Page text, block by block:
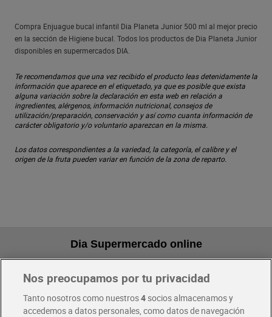
Compra Enjuague bucal infantil Dia Planeta Junior 500 ml al mejor precio
en la sección de Higiene bucal. Todos los productos de Dia Planeta Junior
disponibles en supermercados DIA.
Te recomendamos que una vez recibido el producto leas detenidamente la
información que aparece en el etiquetado, ya que es posible que exista
alguna variación sobre la declaración en esta web en relación a
ingredientes, alérgenos, información nutricional, consejos de
utilización/preparación, conservación y así como cuanta información de
carácter obligatorio y/o voluntario aparezcan en la misma.
Los datos correspondientes a la variedad, la categoría, el calibre y el
origen de la fruta pueden variar en función de la zona de reparto.
Dia Supermercado online
Pide hoy, recibe hoy
Nos preocupamos por tu privacidad
Tanto nosotros como nuestros4socios almacenamos y
accedemos a datos personales, como datos de navegación